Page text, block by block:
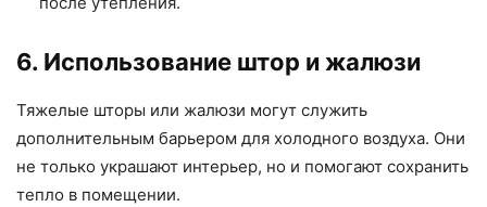
6. Использование штор и жалюзи
Тяжелые шторы или жалюзи могут служить
дополнительным барьером для холодного воздуха. Они
не только украшают интерьер, но и помогают сохранить
тепло в помещении.